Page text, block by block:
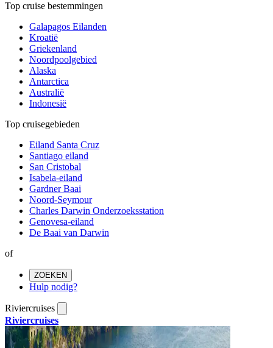
Top cruise bestemmingen
Galapagos Eilanden
Kroatië
Griekenland
Noordpoolgebied
Alaska
Antarctica
Australië
Indonesië
Top cruisegebieden
Eiland Santa Cruz
Santiago eiland
San Cristobal
Isabela-eiland
Gardner Baai
Noord-Seymour
Charles Darwin Onderzoeksstation
Genovesa-eiland
De Baai van Darwin
of
ZOEKEN
Hulp nodig?
Riviercruises
Riviercruises